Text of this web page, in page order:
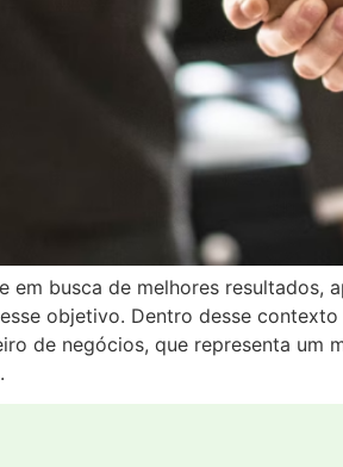
em busca de melhores resultados,
objetivo. Dentro desse
de negócios, que representa um